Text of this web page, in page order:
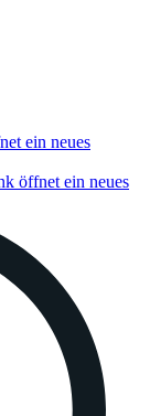
ein neues
öffnet ein neues